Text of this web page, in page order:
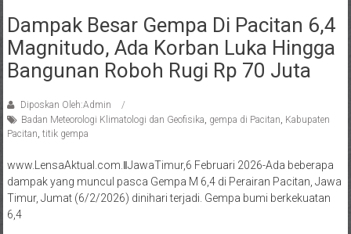
Dampak Besar Gempa Di Pacitan 6,4
Magnitudo, Ada Korban Luka Hingga
Bangunan Roboh Rugi Rp 70 Juta
Diposkan Oleh:Admin
Badan Meteorologi Klimatologi dan Geofisika, gempa di Pacitan, Kabupaten
Pacitan, titik gempa
www.LensaAktual.com.ǁJawaTimur,6 Februari 2026-Ada beberapa
dampak yang muncul pasca Gempa M 6,4 di Perairan Pacitan, Jawa
Timur, Jumat (6/2/2026) dinihari terjadi. Gempa bumi berkekuatan
6,4